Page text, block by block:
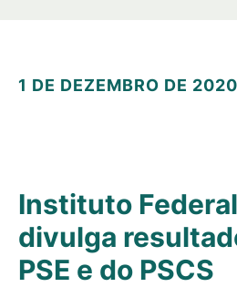
1 DE DEZEMBRO DE 2020
Instituto
divulga
PSE e do PSCS